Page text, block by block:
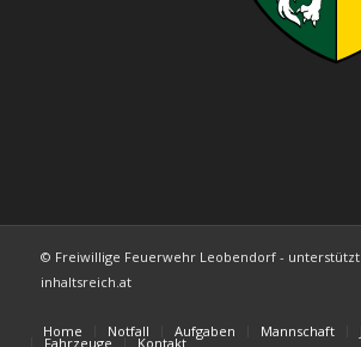
© Freiwillige Feuerwehr Leobendorf -
inhaltsreich.at
Home Notfall Aufgaben Mannschaft
Fahrzeuge Kontakt